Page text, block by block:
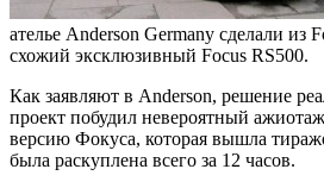
ателье Anderson Germany сделали из
схожий эксклюзивный Focus RS500.
Как заявляют в Anderson, решение
проект побудил невероятный
версию Фокуса, которая вышла
была раскуплена всего за 12 часов.